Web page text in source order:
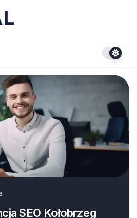
SEO Kołobrzeg